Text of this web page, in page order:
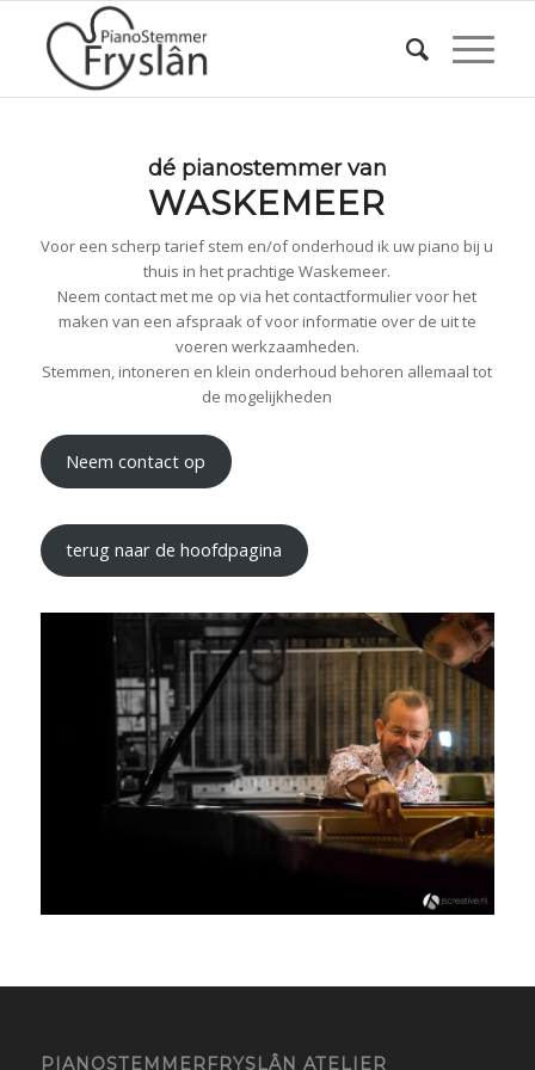
dé pianostemmer van
WASKEMEER
Voor een scherp tarief stem en/of onderhoud ik uw piano bij u
thuis in het prachtige Waskemeer.
Neem contact met me op via het contactformulier voor het
maken van een afspraak of voor informatie over de uit te
voeren werkzaamheden.
Stemmen, intoneren en klein onderhoud behoren allemaal tot
de mogelijkheden
Neem contact op
terug naar de hoofdpagina
PIANOSTEMMERFRYSLÂN ATELIER